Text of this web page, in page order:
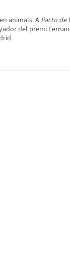
animals. A Pacto de
del premi